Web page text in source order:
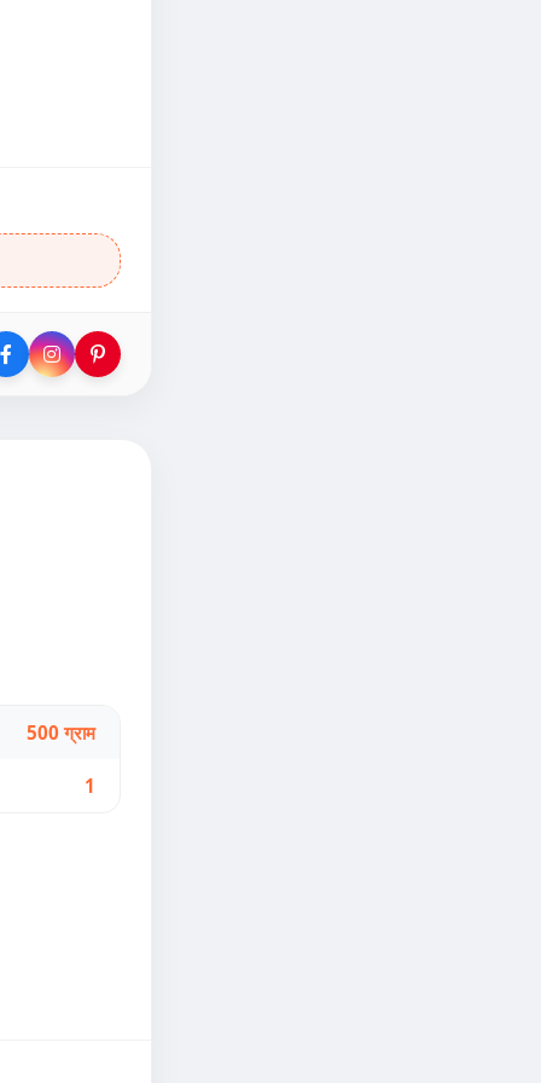
500 ग्राम
1